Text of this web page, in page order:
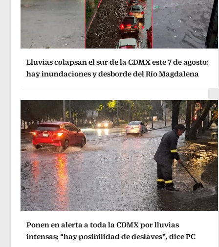
Lluvias colapsan el sur de la CDMX este 7 de agosto:
hay inundaciones y desborde del Río Magdalena
Ponen en alerta a toda la CDMX por lluvias
intensas; “hay posibilidad de deslaves”, dice PC